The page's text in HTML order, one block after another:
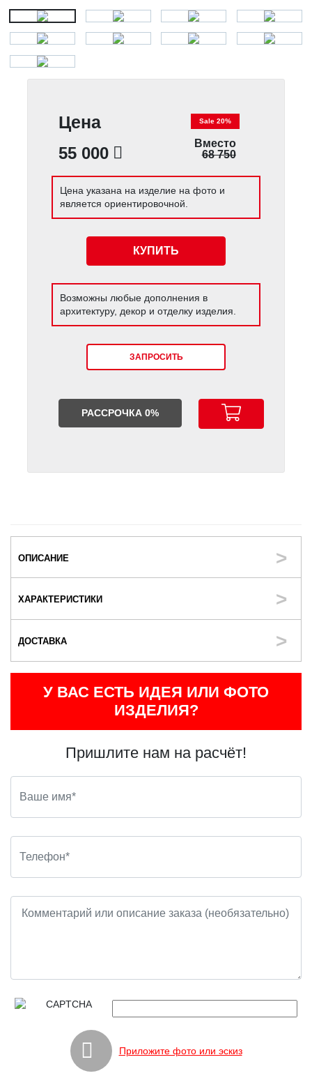
Цена
55 000
Sale 20%
Вместо
68 750
Цена указана на изделие на фото и
является ориентировочной.
КУПИТЬ
Возможны любые дополнения в
архитектуру, декор и отделку изделия.
ЗАПРОСИТЬ
РАССРОЧКА 0%
ОПИСАНИЕ
ХАРАКТЕРИСТИКИ
ДОСТАВКА
У ВАС ЕСТЬ ИДЕЯ ИЛИ ФОТО
ИЗДЕЛИЯ?
Пришлите нам на расчёт!
Приложите фото или эскиз